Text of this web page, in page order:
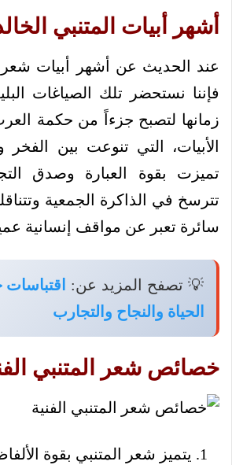
أشهر أبيات المتنبي
عند الحديث عن أشهر أبيات شعر
فإننا نستحضر تلك الصياغات
زمانها لتصبح جزءاً من حكمة
الأبيات، التي تنوعت بين الفخر
تميزت بقوة العبارة وصدق
تترسخ في الذاكرة الجمعية
سائرة تعبر عن مواقف إنسانية
💡 تصفح المزيد عن:
الحياة والنجاح والتجارب
خصائص شعر المتنبي
يتميز شعر المتنبي بقوة